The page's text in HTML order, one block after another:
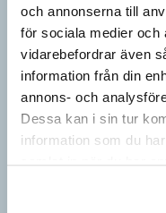
och annonserna till
för sociala medier och
vidarebefordrar även
information från din
annons- och
Dessa kan i sin tur
information som du
samlat in när du har